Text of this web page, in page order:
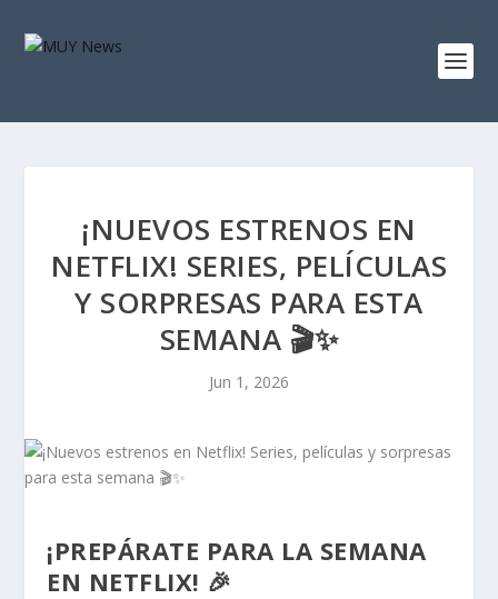
¡NUEVOS ESTRENOS EN
NETFLIX! SERIES, PELÍCULAS
Y SORPRESAS PARA ESTA
SEMANA 🎬✨
Jun 1, 2026
¡PREPÁRATE PARA LA SEMANA
EN NETFLIX! 🎉